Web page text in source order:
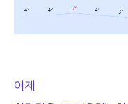
어제